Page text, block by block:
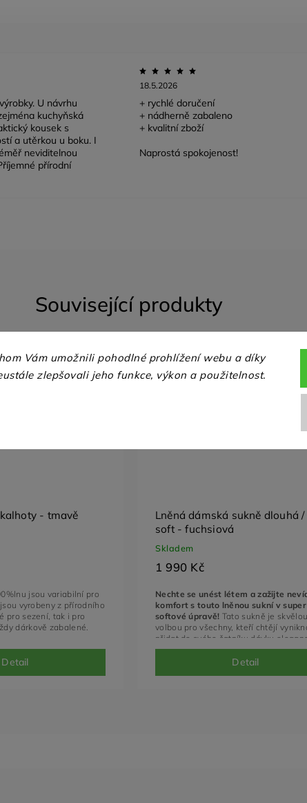
Vám umožnili pohodlné prohlížení webu a díky
zlepšovali jeho funkce, výkon a použitelnost.
U návrhu
kuchyňská
kousek s
a utěrkou u boku. I
neviditelnou
přírodní
18.5.2026
+ rychlé doručení
+ nádherně zabaleno
+ kvalitní zboží
Naprostá spokojenost!
Související produkty
- tmavě
Detail
jsou variabilní pro
vyrobeny z přírodního
pro sezení, tak i pro
dárkově zabalené.
Lněná dámská sukně dlouhá
soft - fuchsiová
Skladem
1 990 Kč
Detail
Nechte se unést létem a zažijte
komfort s touto lněnou sukní v super
softové úpravě! Tato sukně je skvělou
volbou pro všechny, kteří chtějí
přidat do svého šatníku dávku
energie. Je vhodná jak pro denní
pro speciální příležitosti.